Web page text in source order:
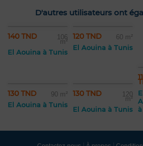
D'autres utilisateurs ont
140 TND 106
m²
El Aouina à Tunis
120 TND 60 m²
El Aouina à Tunis
130 TND 90 m²
El Aouina à Tunis
130 TND 120
m²
El Aouina à Tunis